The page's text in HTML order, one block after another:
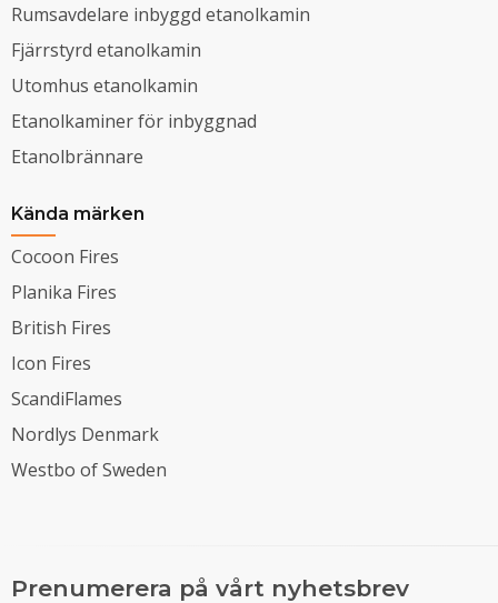
Rumsavdelare inbyggd etanolkamin
Fjärrstyrd etanolkamin
Utomhus etanolkamin
Etanolkaminer för inbyggnad
Etanolbrännare
Kända märken
Cocoon Fires
Planika Fires
British Fires
Icon Fires
ScandiFlames
Nordlys Denmark
Westbo of Sweden
Prenumerera på vårt nyhetsbrev